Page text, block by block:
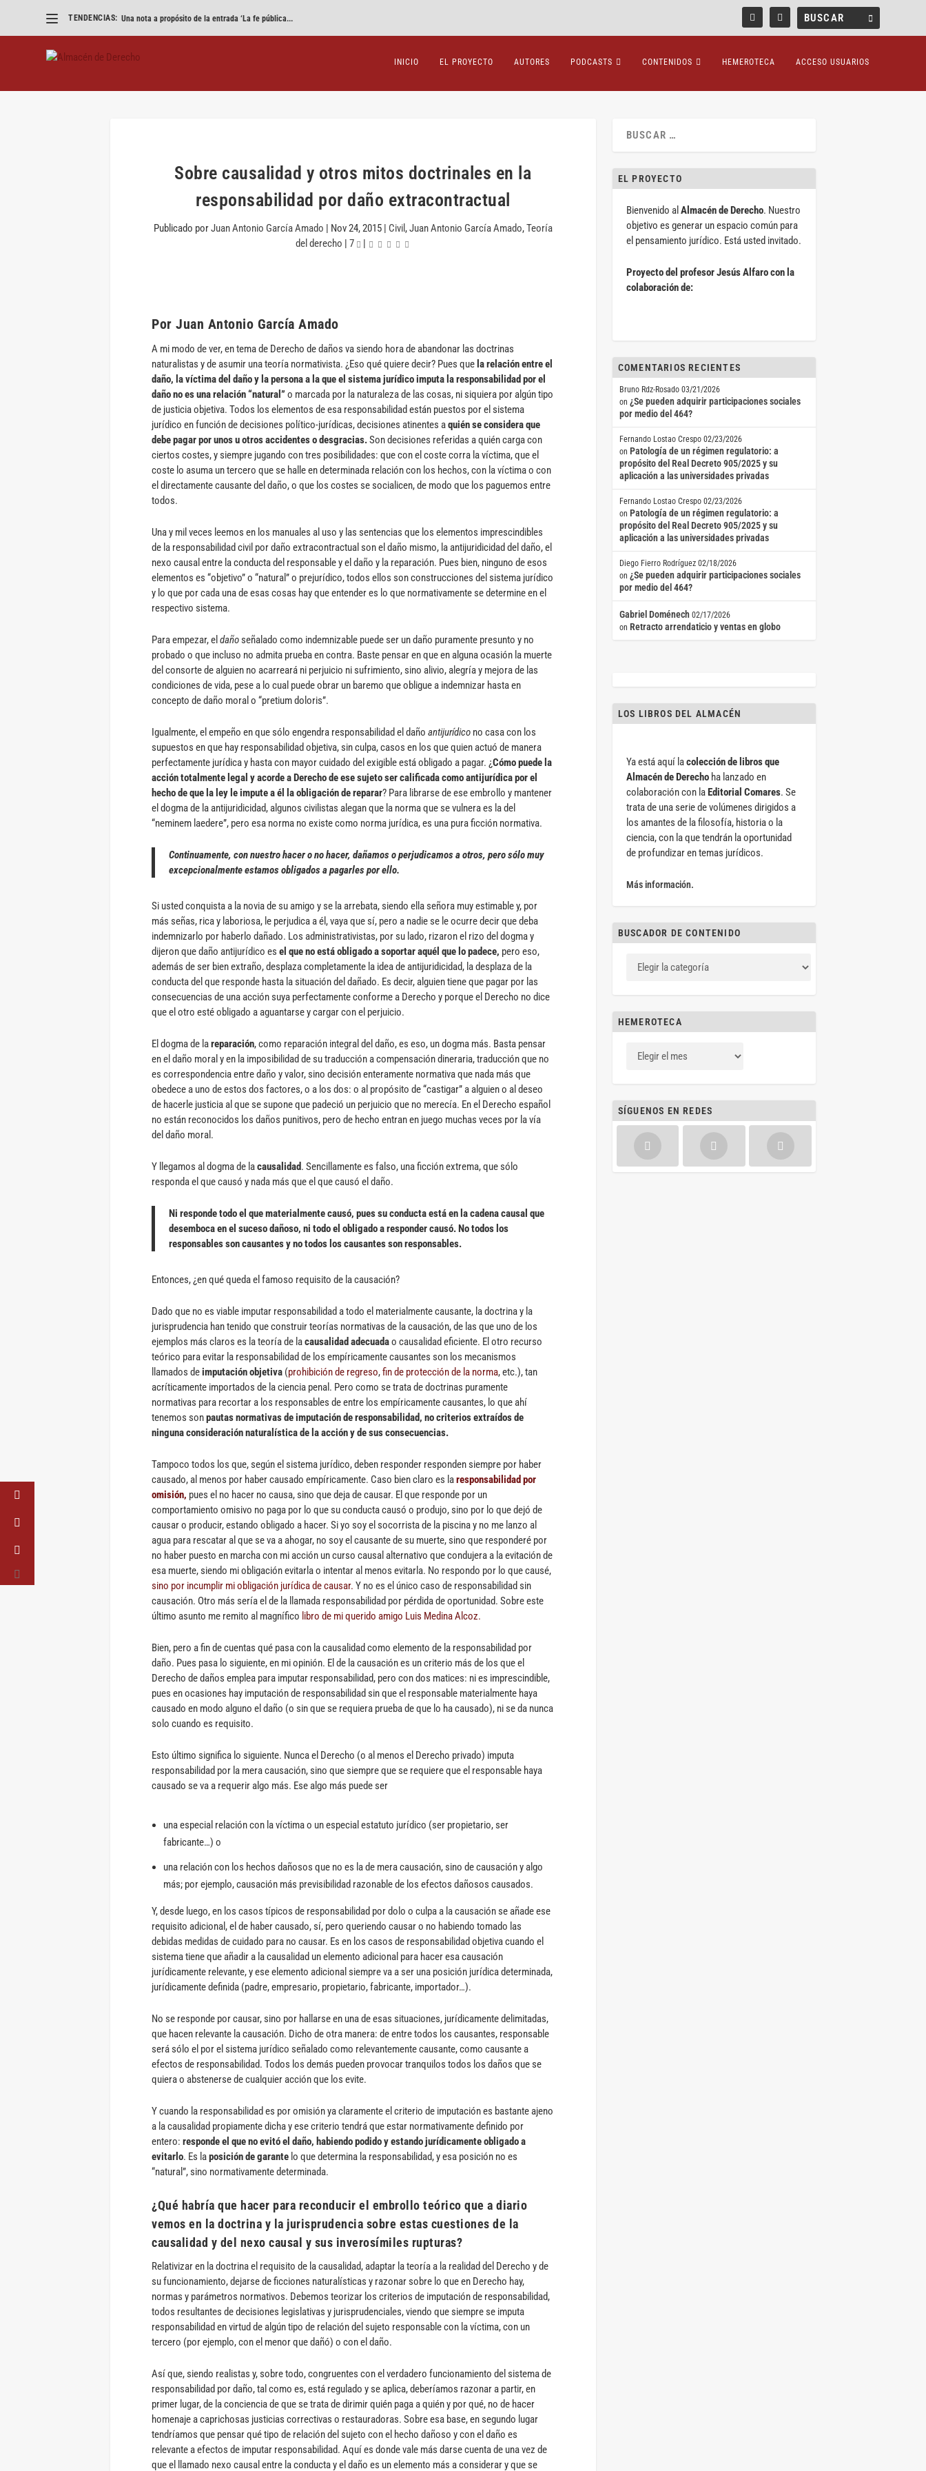
TENDENCIAS: «Eliminad los VTC pero que parezca un accidente»
INICIO EL PROYECTO AUTORES PODCASTS CONTENIDOS HEMEROTECA ACCESO USUARIOS
Sobre causalidad y otros mitos doctrinales en la
responsabilidad por daño extracontractual
Publicado porJuan Antonio García Amado | Nov 24, 2015| Civil ,Juan Antonio García Amado,Teoría
del derecho | 7 |
Por Juan Antonio García Amado
A mi modo de ver, en tema de Derecho de daños va siendo hora de abandonar las doctrinas
naturalistas y de asumir una teoría normativista. ¿Eso qué quiere decir? Pues que la relación entre el
daño, la víctima del daño y la persona a la que el sistema jurídico imputa la responsabilidad por el
daño no es una relación “natural” o marcada por la naturaleza de las cosas, ni siquiera por algún tipo
de justicia objetiva. Todos los elementos de esa responsabilidad están puestos por el sistema
jurídico en función de decisiones político-jurídicas, decisiones atinentes aquién se considera que
debe pagar por unos u otros accidentes o desgracias.Son decisiones referidas a quién carga con
ciertos costes, y siempre jugando con tres posibilidades: que con el coste corra la víctima, que el
coste lo asuma un tercero que se halle en determinada relación con los hechos, con la víctima o con
el directamente causante del daño, o que los costes se socialicen, de modo que los paguemos entre
todos.
Una y mil veces leemos en los manuales al uso y las sentencias que los elementos imprescindibles
de la responsabilidad civil por daño extracontractual son el daño mismo, la antijuridicidad del daño, el
nexo causal entre la conducta del responsable y el daño y la reparación. Pues bien, ninguno de esos
elementos es “objetivo” o “natural” o prejurídico, todos ellos son construcciones del sistema jurídico
y lo que por cada una de esas cosas hay que entender es lo que normativamente se determine en el
respectivo sistema.
Para empezar, el dañoseñalado como indemnizable puede ser un daño puramente presunto y no
probado o que incluso no admita prueba en contra. Baste pensar en que en alguna ocasión la muerte
del consorte de alguien no acarreará ni perjuicio ni sufrimiento, sino alivio, alegría y mejora de las
condiciones de vida, pese a lo cual puede obrar un baremo que obligue a indemnizar hasta en
concepto de daño moral o “pretium doloris”.
Igualmente, el empeño en que sólo engendra responsabilidad el daño antijurídico no casa con los
supuestos en que hay responsabilidad objetiva, sin culpa, casos en los que quien actuó de manera
perfectamente jurídica y hasta con mayor cuidado del exigible está obligado a pagar. ¿Cómo puede la
acción totalmente legal y acorde a Derecho de ese sujeto ser calificada como antijurídica por el
hecho de que la ley le impute a él la obligación de reparar? Para librarse de ese embrollo y mantener
el dogma de la antijuridicidad, algunos civilistas alegan que la norma que se vulnera es la del
“neminem laedere”, pero esa norma no existe como norma jurídica, es una pura ficción normativa.
Continuamente, con nuestro hacer o no hacer, dañamos o perjudicamos a otros, pero sólo muy
excepcionalmente estamos obligados a pagarles por ello.
Si usted conquista a la novia de su amigo y se la arrebata, siendo ella señora muy estimable y, por
más señas, rica y laboriosa, le perjudica a él, vaya que sí, pero a nadie se le ocurre decir que deba
indemnizarlo por haberlo dañado. Los administrativistas, por su lado, rizaron el rizo del dogma y
dijeron que daño antijurídico es el que no está obligado a soportar aquél que lo padece, pero eso,
además de ser bien extraño, desplaza completamente la idea de antijuridicidad, la desplaza de la
conducta del que responde hasta la situación del dañado. Es decir, alguien tiene que pagar por las
consecuencias de una acción suya perfectamente conforme a Derecho y porque el Derecho no dice
que el otro esté obligado a aguantarse y cargar con el perjuicio.
El dogma de lareparación, como reparación integral del daño, es eso, un dogma más. Basta pensar
en el daño moral y en la imposibilidad de su traducción a compensación dineraria, traducción que no
es correspondencia entre daño y valor, sino decisión enteramente normativa que nada más que
obedece a uno de estos dos factores, o a los dos: o al propósito de “castigar” a alguien o al deseo
de hacerle justicia al que se supone que padeció un perjuicio que no merecía. En el Derecho español
no están reconocidos los daños punitivos, pero de hecho entran en juego muchas veces por la vía
del daño moral.
Y llegamos al dogma de lacausalidad. Sencillamente es falso, una ficción extrema, que sólo
responda el que causó y nada más que el que causó el daño.
Ni responde todo el que materialmente causó, pues su conducta está en la cadena causal que
desemboca en el suceso dañoso, ni todo el obligado a responder causó.No todos los
responsables son causantes y no todos los causantes son responsables.
Entonces, ¿en qué queda el famoso requisito de la causación?
Dado que no es viable imputar responsabilidad a todo el materialmente causante, la doctrina y la
jurisprudencia han tenido que construir teorías normativas de la causación, de las que uno de los
ejemplos más claros es la teoría de lacausalidad adecuadao causalidad eficiente. El otro recurso
teórico para evitar la responsabilidad de los empíricamente causantes son los mecanismos
llamados deimputación objetiva (prohibición de regreso,fin de protección de la norma, etc.), tan
acríticamente importados de la ciencia penal. Pero como se trata de doctrinas puramente
normativas para recortar a los responsables de entre los empíricamente causantes, lo que ahí
tenemos sonpautas normativas de imputación de responsabilidad, no criterios extraídos de
ninguna consideración naturalística de la acción y de sus consecuencias.
Tampoco todos los que, según el sistema jurídico, deben responder responden siempre por haber
causado, al menos por haber causado empíricamente. Caso bien claro es laresponsabilidad por
omisión, pues el no hacer no causa, sino que deja de causar. El que responde por un
comportamiento omisivo no paga por lo que su conducta causó o produjo, sino por lo que dejó de
causar o producir, estando obligado a hacer. Si yo soy el socorrista de la piscina y no me lanzo al
agua para rescatar al que se va a ahogar, no soy el causante de su muerte, sino que responderé por
no haber puesto en marcha con mi acción un curso causal alternativo que condujera a la evitación de
esa muerte, siendo mi obligación evitarla o intentar al menos evitarla. No respondo por lo que causé,
sino por incumplir mi obligación jurídica de causar. Y no es el único caso de responsabilidad sin
causación. Otro más sería el de la llamada responsabilidad por pérdida de oportunidad. Sobre este
último asunto me remito al magnífico libro de mi querido amigo Luis Medina Alcoz.
Bien, pero a fin de cuentas qué pasa con la causalidad como elemento de la responsabilidad por
daño. Pues pasa lo siguiente, en mi opinión. El de la causación es un criterio más de los que el
Derecho de daños emplea para imputar responsabilidad, pero con dos matices: ni es imprescindible,
pues en ocasiones hay imputación de responsabilidad sin que el responsable materialmente haya
causado en modo alguno el daño (o sin que se requiera prueba de que lo ha causado), ni se da nunca
solo cuando es requisito.
Esto último significa lo siguiente. Nunca el Derecho (o al menos el Derecho privado) imputa
responsabilidad por la mera causación, sino que siempre que se requiere que el responsable haya
causado se va a requerir algo más. Ese algo más puede ser
una especial relación con la víctima o un especial estatuto jurídico (ser propietario, ser
fabricante…) o
una relación con los hechos dañosos que no es la de mera causación, sino de causación y algo
más; por ejemplo, causación más previsibilidad razonable de los efectos dañosos causados.
Y, desde luego, en los casos típicos de responsabilidad por dolo o culpa a la causación se añade ese
requisito adicional, el de haber causado, sí, pero queriendo causar o no habiendo tomado las
debidas medidas de cuidado para no causar. Es en los casos de responsabilidad objetiva cuando el
sistema tiene que añadir a la causalidad un elemento adicional para hacer esa causación
jurídicamente relevante, y ese elemento adicional siempre va a ser una posición jurídica determinada,
jurídicamente definida (padre, empresario, propietario, fabricante, importador…).
No se responde por causar, sino por hallarse en una de esas situaciones, jurídicamente delimitadas,
que hacen relevante la causación. Dicho de otra manera: de entre todos los causantes, responsable
será sólo el por el sistema jurídico señalado como relevantemente causante, como causante a
efectos de responsabilidad. Todos los demás pueden provocar tranquilos todos los daños que se
quiera o abstenerse de cualquier acción que los evite.
Y cuando la responsabilidad es por omisión ya claramente el criterio de imputación es bastante ajeno
a la causalidad propiamente dicha y ese criterio tendrá que estar normativamente definido por
entero: responde el que no evitó el daño, habiendo podido y estando jurídicamente obligado a
evitarlo. Es laposición de garante lo que determina la responsabilidad, y esa posición no es
“natural”, sino normativamente determinada.
¿Qué habría que hacer para reconducir el embrollo teórico que a diario
vemos en la doctrina y la jurisprudencia sobre estas cuestiones de la
causalidad y del nexo causal y sus inverosímiles rupturas?
Relativizar en la doctrina el requisito de la causalidad, adaptar la teoría a la realidad del Derecho y de
su funcionamiento, dejarse de ficciones naturalísticas y razonar sobre lo que en Derecho hay,
normas y parámetros normativos. Debemos teorizar los criterios de imputación de responsabilidad,
todos resultantes de decisiones legislativas y jurisprudenciales, viendo que siempre se imputa
responsabilidad en virtud de algún tipo de relación del sujeto responsable con la víctima, con un
tercero (por ejemplo, con el menor que dañó) o con el daño.
Así que, siendo realistas y, sobre todo, congruentes con el verdadero funcionamiento del sistema de
responsabilidad por daño, tal como es, está regulado y se aplica, deberíamos razonar a partir, en
primer lugar, de la conciencia de que se trata de dirimir quién paga a quién y por qué, no de hacer
homenaje a caprichosas justicias correctivas o restauradoras. Sobre esa base, en segundo lugar
tendríamos que pensar qué tipo de relación del sujeto con el hecho dañoso y con el daño es
relevante a efectos de imputar responsabilidad. Aquí es donde vale más darse cuenta de una vez de
que el llamado nexo causal entre la conducta y el daño es un elemento más a considerar y que se
EL PROYECTO
Bienvenido al Almacén de Derecho. Nuestro
objetivo es generar un espacio común para
el pensamiento jurídico. Está usted invitado.
Proyecto del profesor Jesús Alfaro con la
colaboración de:
COMENTARIOS RECIENTES
Bruno Rdz-Rosado 03/21/2026
on ¿Se pueden adquirir participaciones sociales
por medio del 464?
Fernando Lostao Crespo 02/23/2026
on Patología de un régimen regulatorio: a
propósito del Real Decreto 905/2025 y su
aplicación a las universidades privadas
Fernando Lostao Crespo 02/23/2026
on Patología de un régimen regulatorio: a
propósito del Real Decreto 905/2025 y su
aplicación a las universidades privadas
Diego Fierro Rodríguez 02/18/2026
on ¿Se pueden adquirir participaciones sociales
por medio del 464?
Gabriel Doménech 02/17/2026
on Retracto arrendaticio y ventas en globo
LOS LIBROS DEL ALMACÉN
Ya está aquí lacolección de libros que
Almacén de Derechoha lanzado en
colaboración con laEditorial Comares. Se
trata de una serie de volúmenes dirigidos a
los amantes de la filosofía, historia o la
ciencia, con la que tendrán la oportunidad
de profundizar en temas jurídicos.
Más información.
BUSCADOR DE CONTENIDO
HEMEROTECA
SÍGUENOS EN REDES